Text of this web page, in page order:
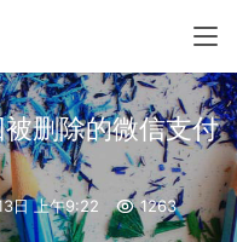
删除的微信支付
日 上午9:22 1263